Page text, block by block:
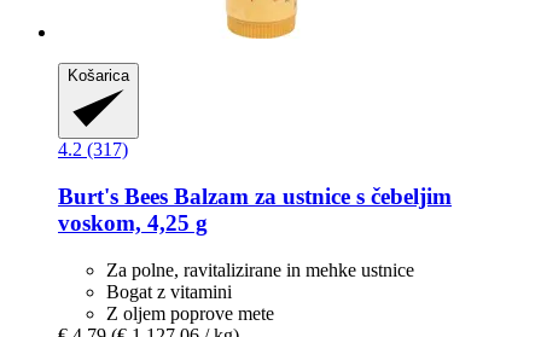
Košarica
4.2 (317)
Burt's Bees Balzam za ustnice s čebeljim
voskom, 4,25 g
Za polne, ravitalizirane in mehke ustnice
Bogat z vitamini
Z oljem poprove mete